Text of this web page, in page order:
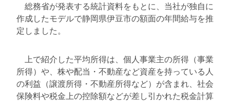
総務省が発表する統計資料をもとに、当社が独自に
作成したモデルで静岡県伊豆市の額面の年間給与を推
定しました。
上で紹介した平均所得は、個人事業主の所得（事業
所得）や、株や配当・不動産など資産を持っている人
の利益（譲渡所得・不動産所得など）が含まれ、社会
保険料や税金上の控除額などが差し引かれた税金計算